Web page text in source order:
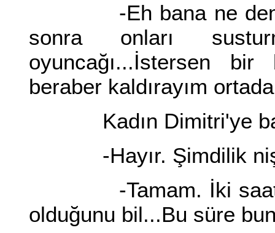
-Eh bana ne demek
sonra onları
oyuncağı...İstersen bir
beraber kaldırayım
Kadın Dimitri'ye
-Hayır. Şimdilik
-Tamam. İki saat
olduğunu bil...Bu süre